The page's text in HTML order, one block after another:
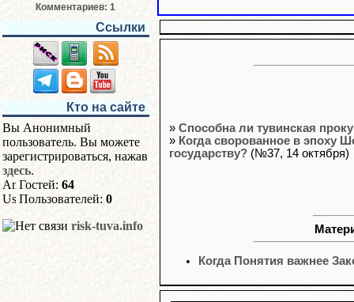
Комментариев: 1
Ссылки
Кто на сайте
Вы Анонимный
пользователь. Вы можете
зарегистрироваться, нажав
здесь.
Гостей: 64
Пользователей: 0
risk-tuva.info
» Способна ли тувинская
» Когда сворованное в эпоху
государству? (№37, 14 октября)
Когда Понятия важнее